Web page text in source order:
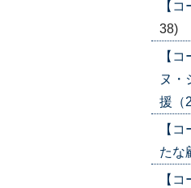
【
38)
【
ヌ・
援（
【
たな
【